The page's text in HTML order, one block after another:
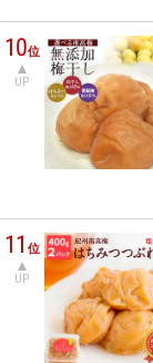
10位
UP
11位
UP